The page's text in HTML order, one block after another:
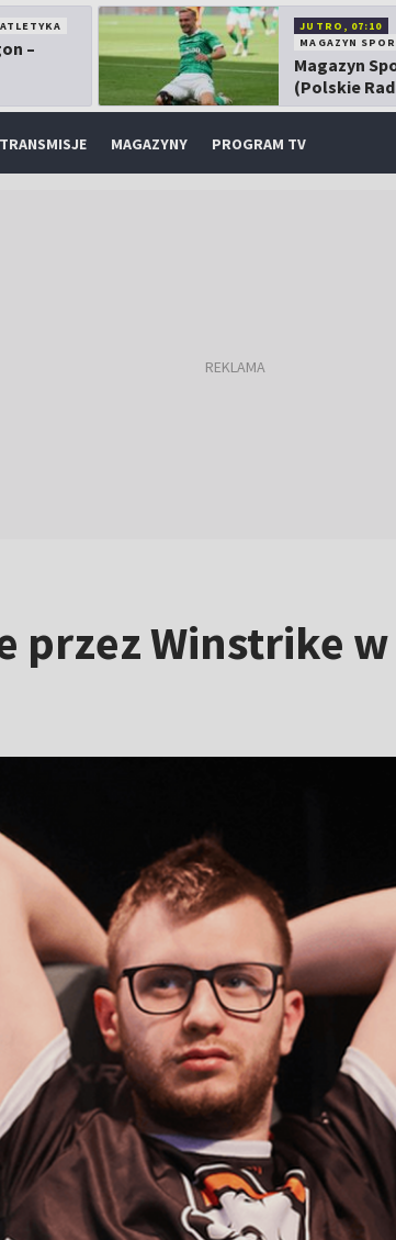
–
JUTRO, 07:10
MAGAZYN
Magazyn
(Polskie
MAGAZYNY PROGRAM TV
przez Winstrike